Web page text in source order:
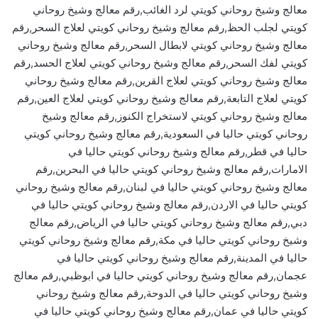
معالج وشيخ روحاني كويتي لرد الغائب,رقم معالج وشيخ روحاني
كويتي لجلب الحظ,رقم معالج وشيخ روحاني كويتي لعلاج السحر,رقم
معالج وشيخ روحاني كويتي لابطال السحر,رقم معالج وشيخ روحاني
كويتي لفك السحر,رقم معالج وشيخ روحاني كويتي لعلاج الحسد,رقم
معالج وشيخ روحاني كويتي لعلاج القرين,رقم معالج وشيخ روحاني
كويتي لعلاج التابعة,رقم معالج وشيخ روحاني كويتي لعلاج العين,رقم
معالج وشيخ روحاني كويتي لاستخراج الكنوز,رقم معالج وشيخ
روحاني كويتي حاليا في السعودية,رقم معالج وشيخ روحاني كويتي
حاليا في قطر,رقم معالج وشيخ روحاني كويتي حاليا في
الامارات,رقم معالج وشيخ روحاني كويتي حاليا في البحرين,رقم
معالج وشيخ روحاني كويتي حاليا في لبنان,رقم معالج وشيخ روحاني
كويتي حاليا في الاردن,رقم معالج وشيخ روحاني كويتي حاليا في
دبي,رقم معالج وشيخ روحاني كويتي حاليا في الرياض,رقم معالج
وشيخ روحاني كويتي حاليا في مكة,رقم معالج وشيخ روحاني كويتي
حاليا في المدينة,رقم معالج وشيخ روحاني كويتي حاليا في
عجمان,رقم معالج وشيخ روحاني كويتي حاليا في ابوظبي,رقم معالج
وشيخ روحاني كويتي حاليا في الدوحة,رقم معالج وشيخ روحاني
كويتي حاليا في عمان,رقم معالج وشيخ روحاني كويتي حاليا في